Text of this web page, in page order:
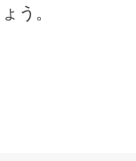
う。